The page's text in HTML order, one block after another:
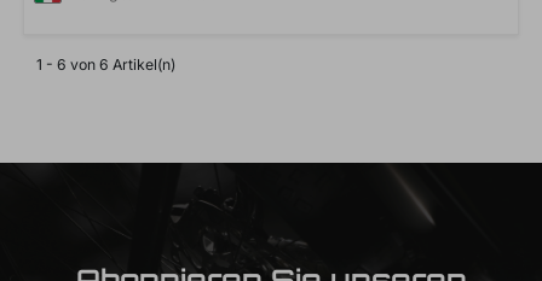
1 - 6 von 6 Artikel(n)